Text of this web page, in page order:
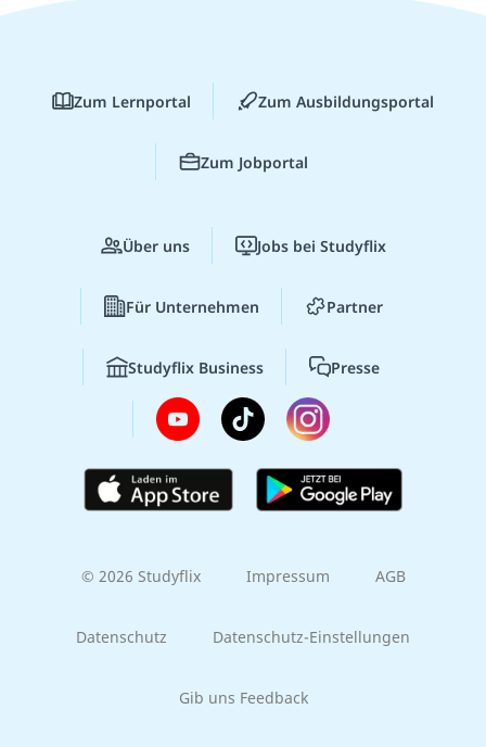
Zum Lernportal Zum Ausbildungsportal
Zum Jobportal
Über uns Jobs bei Studyflix
Für Unternehmen Partner
Studyflix Business Presse
© 2026 Studyflix Impressum AGB
Datenschutz Datenschutz-Einstellungen
Gib uns Feedback